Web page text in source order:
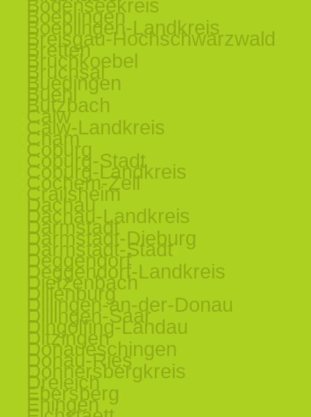
Bodenseekreis
Boeblingen
Boeblingen-Landkreis
Breisgau-Hochschwarzwald
Bretten
Bruchkoebel
Bruchsal
Buedingen
Buehl
Butzbach
Calw
Calw-Landkreis
Cham
Coburg
Coburg-Stadt
Coburg-Landkreis
Cochem-Zell
Crailsheim
Dachau
Dachau-Landkreis
Darmstadt
Darmstadt-Dieburg
Darmstadt-Stadt
Deggendorf
Deggendorf-Landkreis
Dietzenbach
Dillenburg
Dillingen-an-der-Donau
Dillingen-Saar
Dingolfing-Landau
Ditzingen
Donaueschingen
Donau-Ries
Donnersbergkreis
Dreieich
Ebersberg
Ehingen